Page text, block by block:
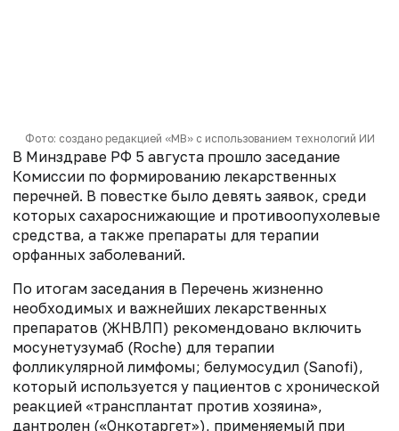
Фото: создано редакцией «МВ» с использованием технологий ИИ
В Минздраве РФ 5 августа прошло заседание
Комиссии по формированию лекарственных
перечней. В повестке было девять заявок, среди
которых сахароснижающие и противоопухолевые
средства, а также препараты для терапии
орфанных заболеваний.
По итогам заседания в Перечень жизненно
необходимых и важнейших лекарственных
препаратов (ЖНВЛП) рекомендовано включить
мосунетузумаб (Roche) для терапии
фолликулярной лимфомы; белумосудил (Sanofi),
который используется у пациентов с хронической
реакцией «трансплантат против хозяина»,
дантролен («Онкотаргет»), применяемый при